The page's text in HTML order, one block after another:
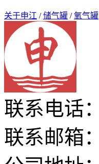
关于申江 /储气罐 /氧气罐
联系电话
联系邮箱